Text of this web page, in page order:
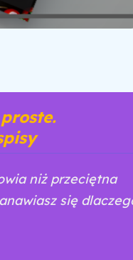
niż przeciętna
się